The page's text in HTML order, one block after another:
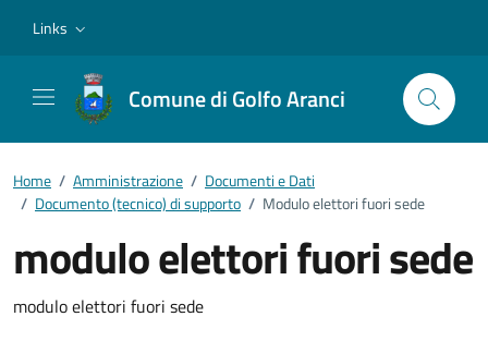
Links
Comune di Golfo Aranci
Home / Amministrazione / Documenti e Dati
/ Documento (tecnico) di supporto / Modulo elettori fuori sede
modulo elettori fuori sede
Dettagli del documento
modulo elettori fuori sede